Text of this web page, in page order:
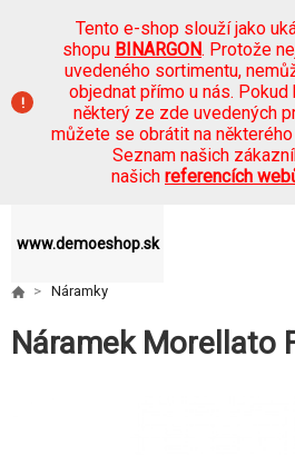
Tento e-shop slouží jako
shopu BINARGON. Protože
uvedeného sortimentu,
objednat přímo u nás.
některý ze zde uvedených
můžete se obrátit na
Seznam našich
našich referencích
www.demoeshop.sk
Náramky
Náramek Morellato